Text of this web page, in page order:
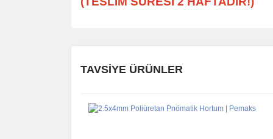
TAVSİYE ÜRÜNLER